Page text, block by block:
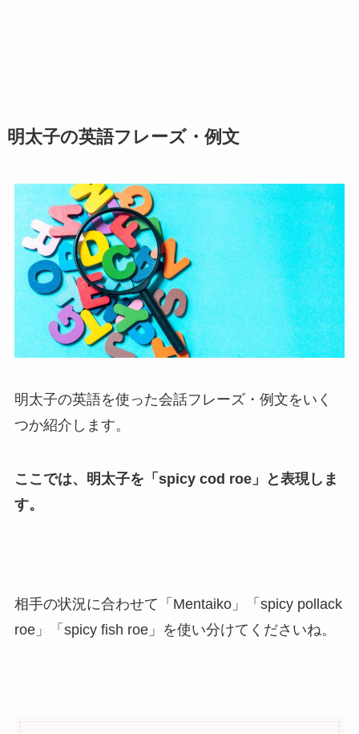
明太子の英語フレーズ・例文
明太子の英語を使った会話フレーズ・例文をいく
つか紹介します。
ここでは、明太子を「spicy cod roe」と表現しま
す。
相手の状況に合わせて「Mentaiko」「spicy pollack
roe」「spicy fish roe」を使い分けてくださいね。